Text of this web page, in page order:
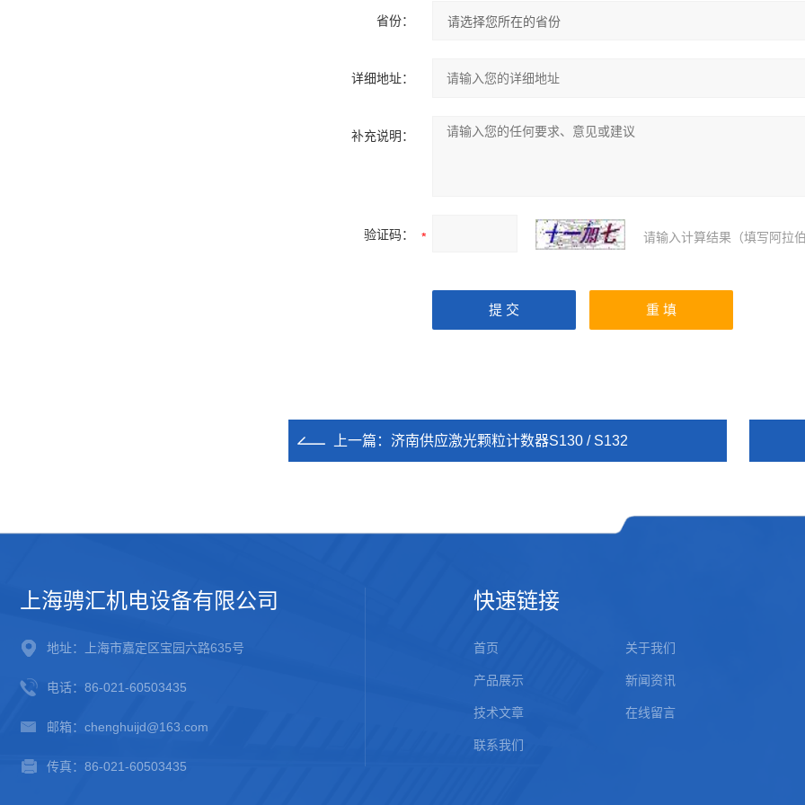
省份：
详细地址：
补充说明：
验证码： 请输入计算结果（填写阿拉
上一篇： 济南供应激光颗粒计数器S130 / S132
上海骋汇机电设备有限公司
地址：上海市嘉定区宝园六路635号
电话：86-021-60503435
邮箱：chenghuijd@163.com
传真：86-021-60503435
快速链接
首页 关于我们
产品展示 新闻资讯
技术文章 在线留言
联系我们